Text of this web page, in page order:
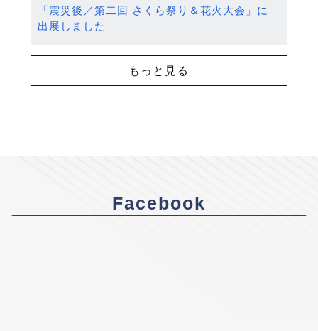
「震災後／第二回 さくら祭り＆花火大会」に
出展しました
もっと見る
Facebook